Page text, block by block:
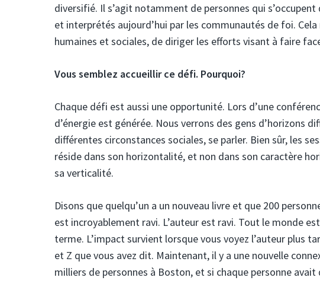
diversifié. Il s’agit notamment de personnes qui
et interprétés aujourd’hui par les communautés de foi.
humaines et sociales, de diriger les efforts visant à faire
Vous semblez accueillir ce défi. Pourquoi?
Chaque défi est aussi une opportunité. Lors d’une
d’énergie est générée. Nous verrons des gens d’horizons
différentes circonstances sociales, se parler. Bien sûr, les
réside dans son horizontalité, et non dans son caractère
sa verticalité.
Disons que quelqu’un a un nouveau livre et que 200
est incroyablement ravi. L’auteur est ravi. Tout le monde
terme. L’impact survient lorsque vous voyez l’auteur plus
et Z que vous avez dit. Maintenant, il y a une nouvelle
milliers de personnes à Boston, et si chaque personne